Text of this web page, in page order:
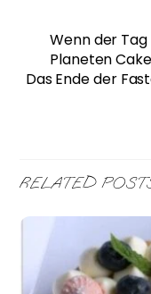
Wenn der
Planeten
Das Ende der
RELATED